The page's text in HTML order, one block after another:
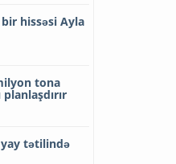
hissəsi Ayla
tona
tətilində